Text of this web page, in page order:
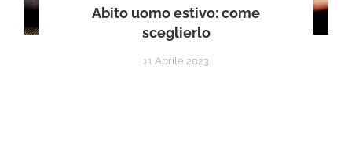
Abito uomo estivo: come
sceglierlo
11 Aprile 2023